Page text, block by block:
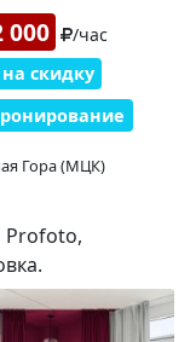
000
/час
скидку
Гора (МЦК)
Profoto,